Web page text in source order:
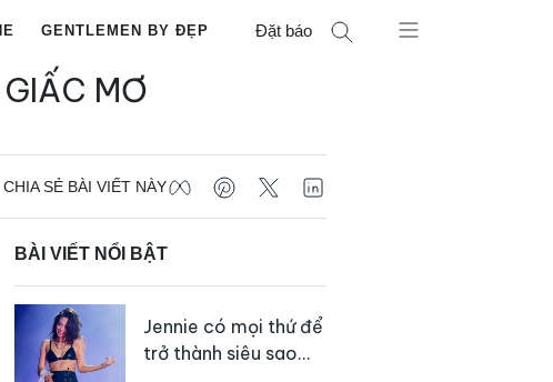
GENTLEMEN BY ĐẸP Đặt báo
MƠ
CHIA SẺ BÀI VIẾT NÀY
BÀI VIẾT NỔI BẬT
Jennie có mọi thứ để
trở thành siêu sao